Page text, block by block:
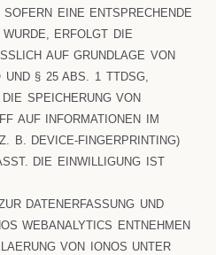
EINE ENTSPRECHENDE
ERFOLGT DIE
AUF GRUNDLAGE VON A
§ 25 ABS. 1 TTDSG, S
SPEICHERUNG VON C
AUF INFORMATIONEN IM E
B. DEVICE-FINGERPRINTING) I
DIE EINWILLIGUNG IST J
DATENERFASSUNG UND
WEBANALYTICS ENTNEHMEN
VON IONOS UNTER